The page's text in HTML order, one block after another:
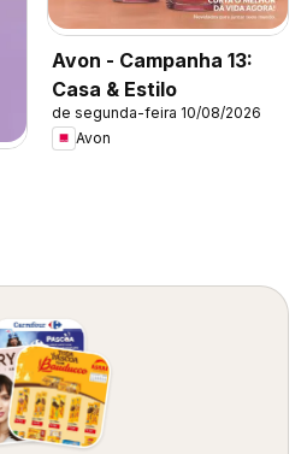
Avon - Campanha 13:
Casa & Estilo
de segunda-feira 10/08/2026
Avon